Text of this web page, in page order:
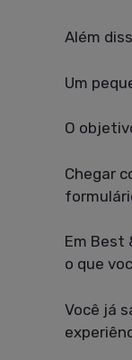
Além
Um
O
Chegar
Em Best
o que
Você já